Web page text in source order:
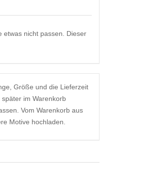
etwas nicht passen. Dieser
Größe und die Lieferzeit
im Warenkorb
Vom Warenkorb aus
Motive hochladen.